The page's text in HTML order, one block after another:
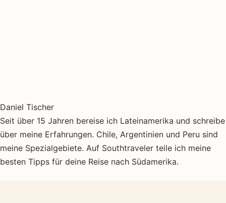
Daniel Tischer
Seit über 15 Jahren bereise ich Lateinamerika und schreibe
über meine Erfahrungen. Chile, Argentinien und Peru sind
meine Spezialgebiete. Auf Southtraveler teile ich meine
besten Tipps für deine Reise nach Südamerika.